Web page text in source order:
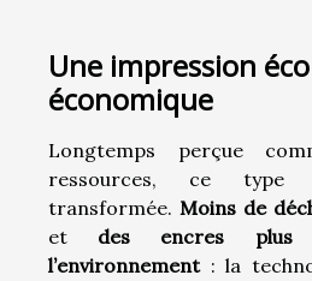
Une impression
économique
Longtemps perçue
ressources, ce type
transformée. Moins de
et des encres plus
l’environnement: la